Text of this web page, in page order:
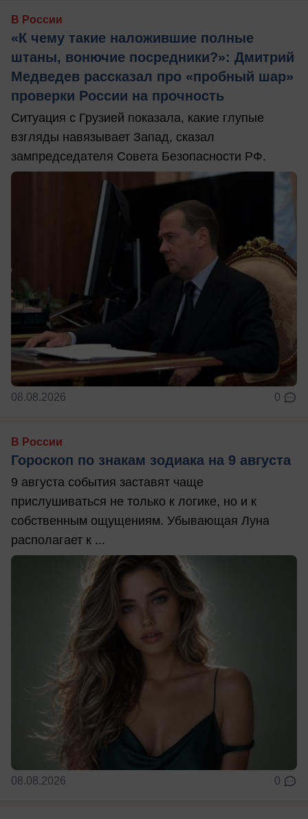
В России
«К чему такие наложившие полные
штаны, вонючие посредники?»: Дмитрий
Медведев рассказал про «пробный шар»
проверки России на прочность
Ситуация с Грузией показала, какие глупые
взгляды навязывает Запад, сказал
зампредседателя Совета Безопасности РФ.
08.08.2026 0
В России
Гороскоп по знакам зодиака на 9 августа
9 августа события заставят чаще
прислушиваться не только к логике, но и к
собственным ощущениям. Убывающая Луна
располагает к ...
08.08.2026 0